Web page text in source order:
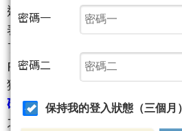
這背後的邏輯非常專業且直接：
表了全新的處理器，將 AI 運算
了我們的桌面。這意味著未來每
PC，這種實質的換機潮，讓市
獲利預期直接翻轉。外資從 5 月
碩
(2357)，這種連續性的買盤，
之路邁進的最強燃料。
密碼一
密碼二
保持我的登入狀態（三個月）